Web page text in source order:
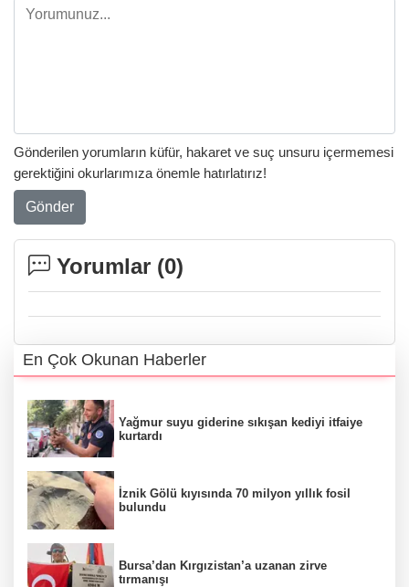
Gönderilen yorumların küfür, hakaret ve suç unsuru içermemesi
gerektiğini okurlarımıza önemle hatırlatırız!
Gönder
Yorumlar (0)
En Çok Okunan Haberler
Yağmur suyu giderine sıkışan kediyi itfaiye
kurtardı
İznik Gölü kıyısında 70 milyon yıllık fosil
bulundu
Bursa’dan Kırgızistan’a uzanan zirve
tırmanışı